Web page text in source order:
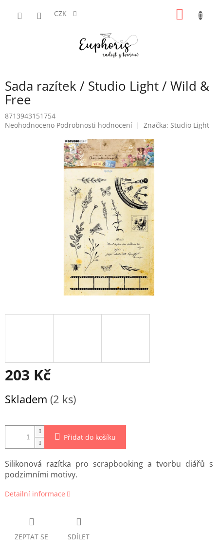
CZK
Sada razítek / Studio Light / Wild &
Free
8713943151754
Průměrné
Neohodnoceno Podrobnosti hodnocení Značka: Studio Light
203 Kč
cena:
Skladem (2 ks)
Přidat do košíku
Silikonová razítka pro scrapbooking a tvorbu diářů s
podzimními motivy.
Detailní informace
ZEPTAT SE SDÍLET